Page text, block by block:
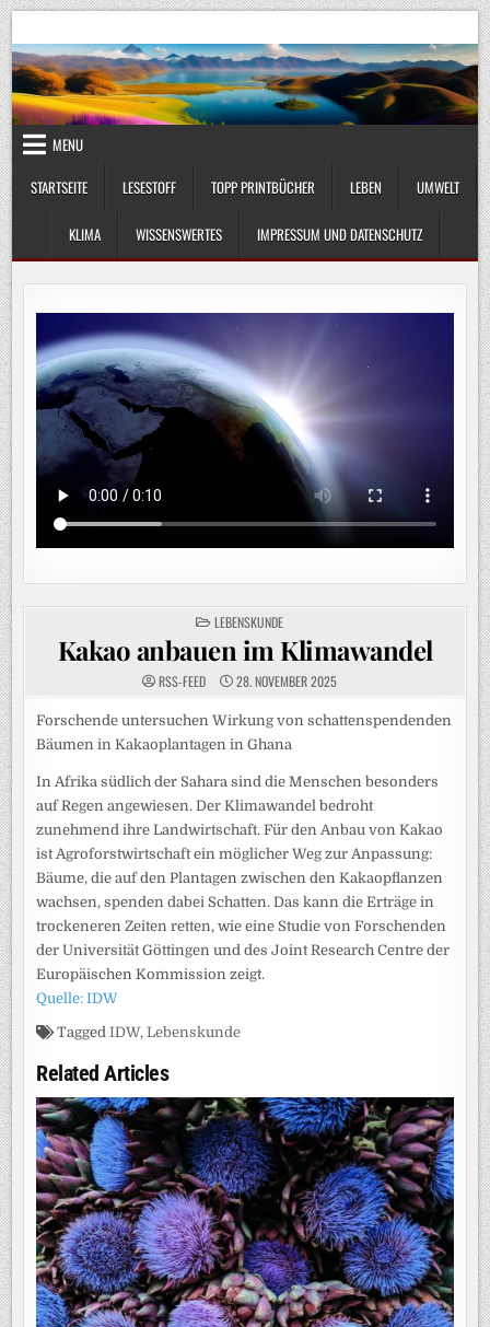
Skip
to
content
UmweltKlima.com
MENU
STARTSEITE
LESESTOFF TOPP PRINTBÜCHER LEBEN UMWELT
KLIMA WISSENSWERTES IMPRESSUM UND DATENSCHUTZ
POSTED
IN
LEBENSKUNDE
Kakao anbauen im Klimawandel
RSS-FEED 28. NOVEMBER 2025
Forschende untersuchen Wirkung von schattenspendenden
Bäumen in Kakaoplantagen in Ghana
In Afrika südlich der Sahara sind die Menschen besonders
auf Regen angewiesen. Der Klimawandel bedroht
zunehmend ihre Landwirtschaft. Für den Anbau von Kakao
ist Agroforstwirtschaft ein möglicher Weg zur Anpassung:
Bäume, die auf den Plantagen zwischen den Kakaopflanzen
wachsen, spenden dabei Schatten. Das kann die Erträge in
trockeneren Zeiten retten, wie eine Studie von Forschenden
der Universität Göttingen und des Joint Research Centre der
Europäischen Kommission zeigt.
Quelle: IDW
TaggedIDW,Lebenskunde
Related Articles